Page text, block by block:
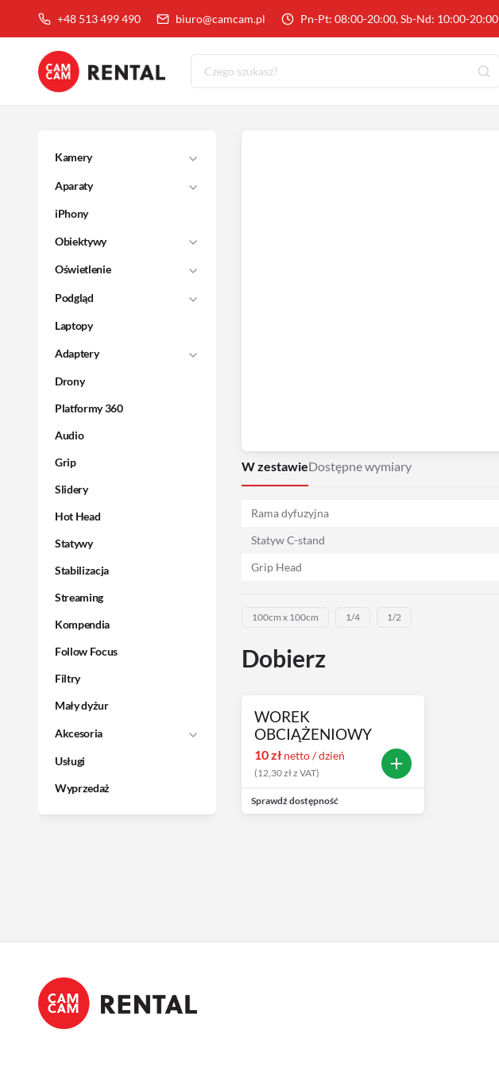
+48 513 499 490 biuro@camcam.pl Pn-Pt: 08:00-20:00, Sb-Nd: 10:00-20:00
Kamery
Aparaty
iPhony
Obiektywy
Oświetlenie
Podgląd
Laptopy
Adaptery
Drony
Platformy 360
Audio
Grip
Slidery
Hot Head
Statywy
Stabilizacja
Streaming
Kompendia
Follow Focus
Filtry
Mały dyżur
Akcesoria
Usługi
Wyprzedaż
W zestawieDostępne wymiary
Rama dyfuzyjna
Statyw C-stand
Grip Head
100cm x 100cm 1/4 1/2
Dobierz
WOREK
OBCIĄŻENIOWY
10zł netto / dzień
(12,30złz VAT)
Sprawdź dostępność